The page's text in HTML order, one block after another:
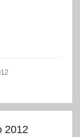
2012